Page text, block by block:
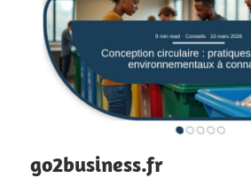
go2business.fr